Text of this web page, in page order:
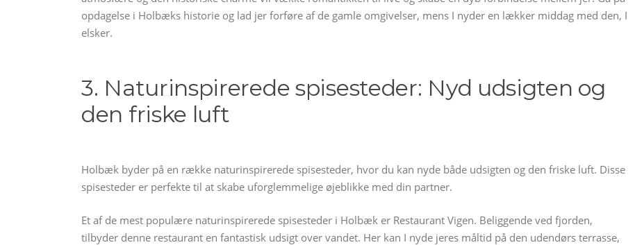
opdagelse i Holbæks historie og lad jer forføre af de gamle omgivelser, mens I nyder en lækker middag med den, I
elsker.
3. Naturinspirerede spisesteder: Nyd udsigten og
den friske luft
Holbæk byder på en række naturinspirerede spisesteder, hvor du kan nyde både udsigten og den friske luft. Disse
spisesteder er perfekte til at skabe uforglemmelige øjeblikke med din partner.
Et af de mest populære naturinspirerede spisesteder i Holbæk er Restaurant Vigen. Beliggende ved fjorden,
tilbyder denne restaurant en fantastisk udsigt over vandet. Her kan I nyde jeres måltid på den udendørs terrasse,